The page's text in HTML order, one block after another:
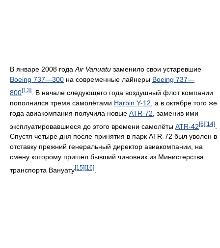
В январе 2008 года Air Vanuatu заменило свои устаревшие
Boeing 737—300 на современные лайнеры Boeing 737—
800[13]
. В начале следующего года воздушный флот компании
пополнился тремя самолётами Harbin Y-12 , а в октябре того же
года авиакомпания получила новые ATR-72 , заменив ими
эксплуатировавшиеся до этого времени самолёты ATR-42[6][14]
Спустя четыре дня после принятия в парк ATR-72 был уволен в
отставку прежний генеральный директор авиакомпании, на
смену которому пришёл бывший чиновник из Министерства
транспорта Вануату[15] [16]